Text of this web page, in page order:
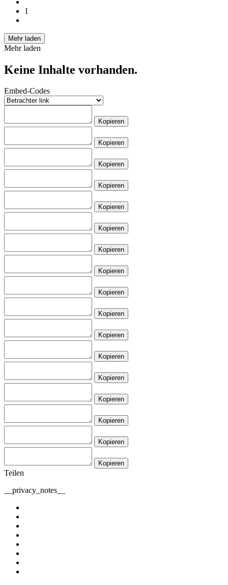
1
Mehr laden
Mehr laden
Keine Inhalte vorhanden.
Embed-Codes
Kopieren
Kopieren
Kopieren
Kopieren
Kopieren
Kopieren
Kopieren
Kopieren
Kopieren
Kopieren
Kopieren
Kopieren
Kopieren
Kopieren
Kopieren
Kopieren
Kopieren
Teilen
__privacy_notes__